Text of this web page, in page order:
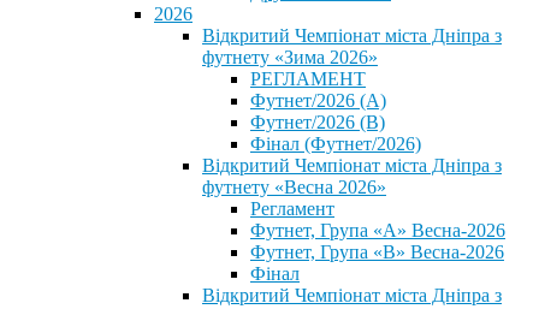
2026
Відкритий Чемпіонат міста Дніпра з
футнету «Зима 2026»
РЕГЛАМЕНТ
Футнет/2026 (А)
Футнет/2026 (В)
Фінал (Футнет/2026)
Відкритий Чемпіонат міста Дніпра з
футнету «Весна 2026»
Регламент
Футнет, Група «А» Весна-2026
Футнет, Група «В» Весна-2026
Фінал
Відкритий Чемпіонат міста Дніпра з